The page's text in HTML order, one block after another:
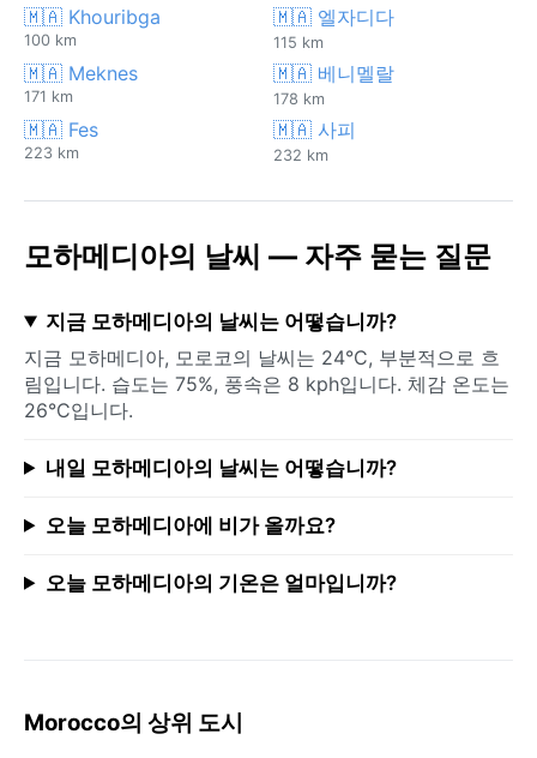
🇲🇦 Khouribga
100 km
🇲🇦 엘자디다
115 km
🇲🇦 Meknes
171 km
🇲🇦 베니멜랄
178 km
🇲🇦 Fes
223 km
🇲🇦 사피
232 km
모하메디아의 날씨 — 자주 묻는 질문
지금 모하메디아의 날씨는 어떻습니까?
지금 모하메디아, 모로코의 날씨는 24°C, 부분적으로 흐
림입니다. 습도는 75%, 풍속은 8 kph입니다. 체감 온도는
26°C입니다.
내일 모하메디아의 날씨는 어떻습니까?
오늘 모하메디아에 비가 올까요?
오늘 모하메디아의 기온은 얼마입니까?
Morocco의 상위 도시